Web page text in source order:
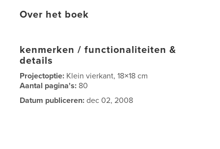
Over het boek
kenmerken / functionaliteiten &
details
Projectoptie: Klein vierkant, 18×18 cm
Aantal pagina's: 80
Datum publiceren: dec 02, 2008